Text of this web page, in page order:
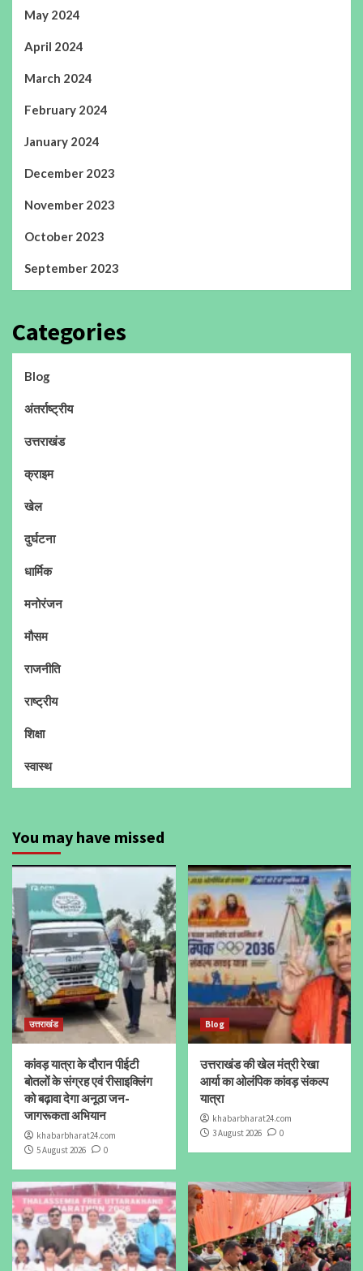
May 2024
April 2024
March 2024
February 2024
January 2024
December 2023
November 2023
October 2023
September 2023
Categories
Blog
अंतर्राष्ट्रीय
उत्तराखंड
क्राइम
खेल
दुर्घटना
धार्मिक
मनोरंजन
मौसम
राजनीति
राष्ट्रीय
शिक्षा
स्वास्थ
You may have missed
उत्तराखंड
कांवड़ यात्रा के दौरान पीईटी
बोतलों के संग्रह एवं रीसाइक्लिंग
को बढ़ावा देगा अनूठा जन-
जागरूकता अभियान
khabarbharat24.com
5 August 2026
0
Blog
उत्तराखंड की खेल मंत्री रेखा
आर्या का ओलंपिक कांवड़ संकल्प
यात्रा
khabarbharat24.com
3 August 2026
0